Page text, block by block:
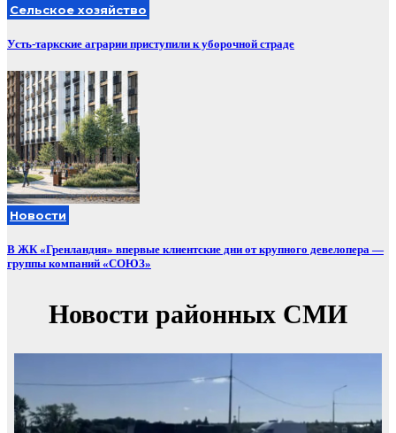
Сельское хозяйство
Усть-таркские аграрии приступили к уборочной страде
Новости
В ЖК «Гренландия» впервые клиентские дни от крупного девелопера —
группы компаний «СОЮЗ»